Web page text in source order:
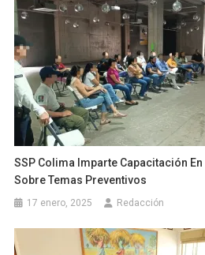
SSP Colima Imparte Capacitación
Sobre Temas Preventivos
17 enero, 2025 Redacción